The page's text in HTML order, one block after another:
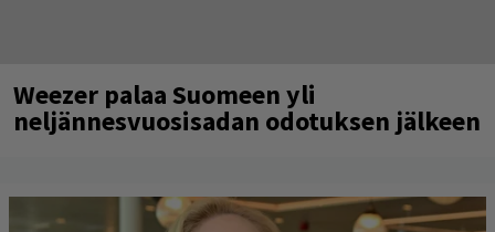
Weezer palaa Suomeen yli
neljännesvuosisadan odotuksen jälkeen